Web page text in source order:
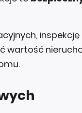
wartość